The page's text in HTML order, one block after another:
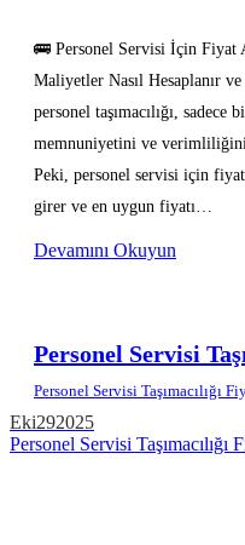
🚌 Personel Servisi İçin Fiyat
Maliyetler Nasıl Hesaplanır
personel taşımacılığı,
memnuniyetini ve
Peki, personel servisi için
girer ve en uygun fiyatı…
Devamını Okuyun
Personel Servisi
Personel Servisi Taşımacılığı
Eki292025
Personel Servisi Taşımacılığı